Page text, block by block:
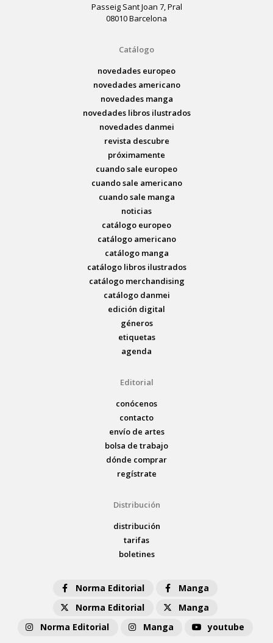
Passeig Sant Joan 7, Pral
08010 Barcelona
Catálogo
novedades europeo
novedades americano
novedades manga
novedades libros ilustrados
novedades danmei
revista descubre
próximamente
cuando sale europeo
cuando sale americano
cuando sale manga
noticias
catálogo europeo
catálogo americano
catálogo manga
catálogo libros ilustrados
catálogo merchandising
catálogo danmei
edición digital
géneros
etiquetas
agenda
Editorial
conócenos
contacto
envío de artes
bolsa de trabajo
dónde comprar
regístrate
Distribución
distribución
tarifas
boletines
Norma Editorial
Manga
Norma Editorial
Manga
Norma Editorial
Manga youtube